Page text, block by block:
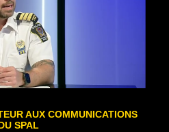
AUX COMMUNICATIONS
SPAL